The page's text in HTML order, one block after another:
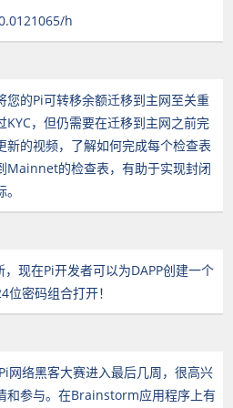
h
您的Pi可转移余额迁移到主网至关重
KYC，但仍需要在迁移到主网之前完
新的视频，了解如何完成每个检查表
Mainnet的检查表，有助于实现封闭
现在Pi开发者可以为DAPP创建一个
密码组合打开！
网络黑客大赛进入最后几周，很高兴
和参与。在Brainstorm应用程序上有